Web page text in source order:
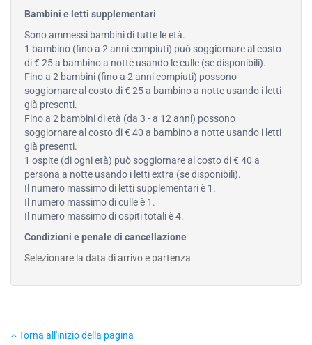
Bambini e letti supplementari
Sono ammessi bambini di tutte le età.
1 bambino (fino a 2 anni compiuti) può soggiornare al costo
di € 25 a bambino a notte usando le culle (se disponibili).
Fino a 2 bambini (fino a 2 anni compiuti) possono
soggiornare al costo di € 25 a bambino a notte usando i letti
già presenti.
Fino a 2 bambini di età (da 3 - a 12 anni) possono
soggiornare al costo di € 40 a bambino a notte usando i letti
già presenti.
1 ospite (di ogni età) può soggiornare al costo di € 40 a
persona a notte usando i letti extra (se disponibili).
Il numero massimo di letti supplementari è 1.
Il numero massimo di culle è 1.
Il numero massimo di ospiti totali è 4.
Condizioni e penale di cancellazione
Selezionare la data di arrivo e partenza
Torna all'inizio della pagina